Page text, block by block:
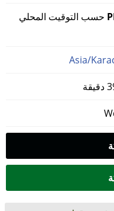
حسب التوقيت المحلي
Asia/